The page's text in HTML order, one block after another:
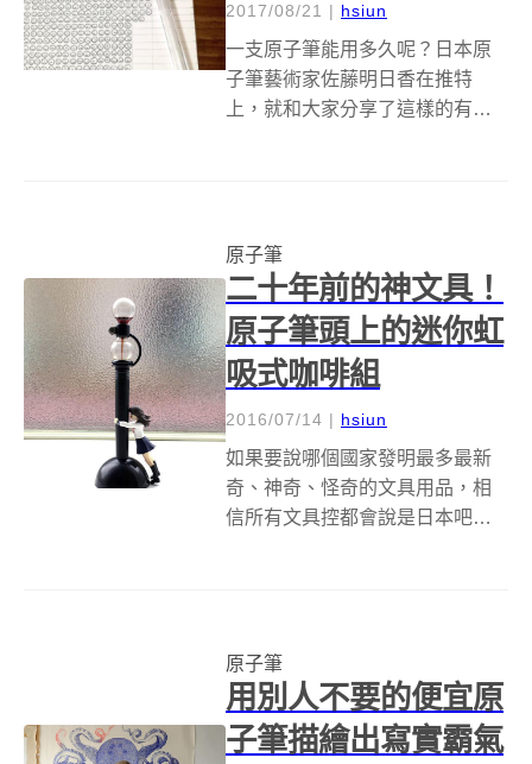
2017/08/21 | hsiun
一支原子筆能用多久呢？日本原
子筆藝術家佐藤明日香在推特
上，就和大家分享了這樣的有趣
是10公分x15公分，根據第一天的
實驗...
原子筆
二十年前的神文具！
原子筆頭上的迷你虹
吸式咖啡組
2016/07/14 | hsiun
如果要說哪個國家發明最多最新
奇、神奇、怪奇的文具用品，相
信所有文具控都會說是日本吧！
戶 higur...
原子筆
用別人不要的便宜原
子筆描繪出寫實霸氣